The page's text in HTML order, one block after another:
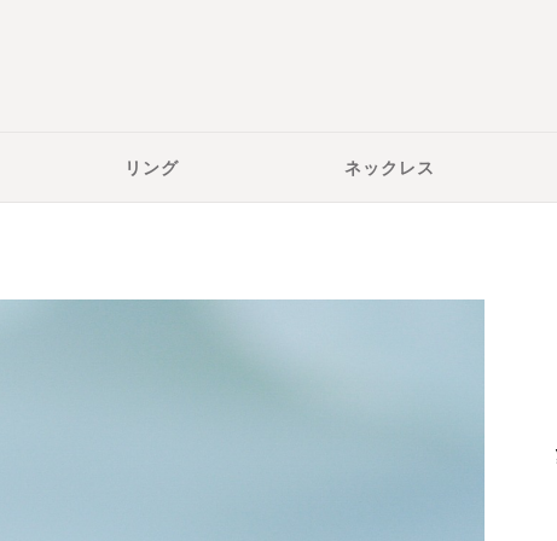
リング ネックレス